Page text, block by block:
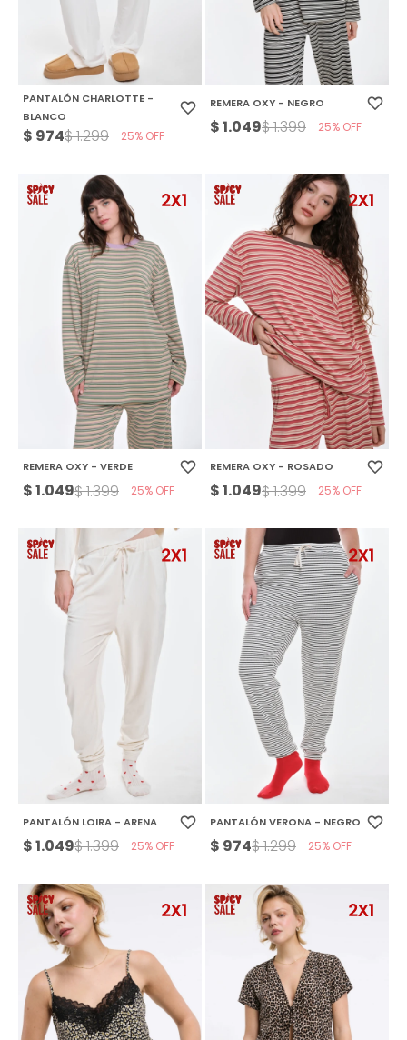
PANTALÓN CHARLOTTE -
BLANCO
$ 974$1.299 25
REMERA OXY - NEGRO
$1.049$1.399 25
REMERA OXY - VERDE
$1.049$1.399 25
REMERA OXY - ROSADO
$1.049$1.399 25
PANTALÓN LOIRA - ARENA
$1.049$1.399 25
PANTALÓN VERONA - NEGRO
$ 974$1.299 25